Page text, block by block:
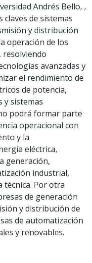
Andrés Bello, ,
de sistemas
y distribución
operación de los
resolviendo
avanzadas y
el rendimiento de
de potencia,
y sistemas
podrá formar parte
operacional con
y la
eléctrica,
generación,
industrial,
técnica. Por otra
de generación
y distribución de
de automatización
y renovables.